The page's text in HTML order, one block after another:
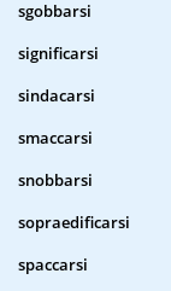
sgobbarsi
significarsi
sindacarsi
smaccarsi
snobbarsi
sopraedificarsi
spaccarsi